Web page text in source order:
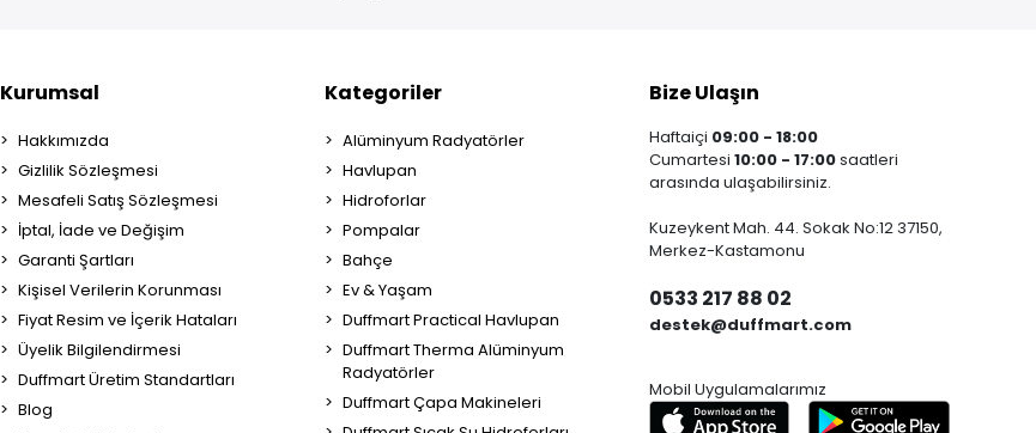
Kurumsal
Hakkımızda
Gizlilik Sözleşmesi
Mesafeli Satış Sözleşmesi
İptal, İade ve Değişim
Garanti Şartları
Kişisel Verilerin Korunması
Fiyat Resim ve İçerik Hataları
Üyelik Bilgilendirmesi
Duffmart Üretim Standartları
Blog
Kategoriler
Alüminyum Radyatörler
Havlupan
Hidroforlar
Pompalar
Bahçe
Ev & Yaşam
Duffmart Practical Havlupan
Duffmart Therma Alüminyum
Radyatörler
Duffmart Çapa Makineleri
Bize Ulaşın
Haftaiçi 09:00 - 18:00
Cumartesi 10:00 - 17:00saatleri
arasında ulaşabilirsiniz.
Kuzeykent Mah. 44. Sokak No:12 37150,
Merkez-Kastamonu
0533 217 88 02
destek@duffmart.com
Mobil Uygulamalarımız